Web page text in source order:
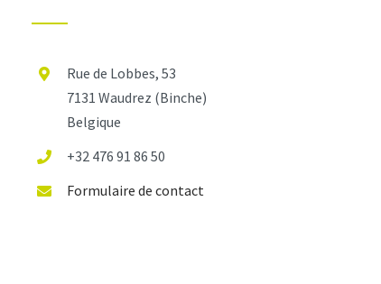
Rue de Lobbes, 53
7131 Waudrez (Binche)
Belgique
+32 476 91 86 50
Formulaire de contact